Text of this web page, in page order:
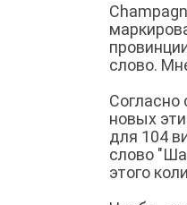
слово.
новых
для 104
слово
этого